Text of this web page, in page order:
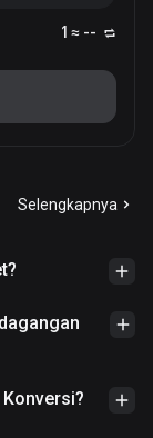
1 ≈ --
Selengkapnya